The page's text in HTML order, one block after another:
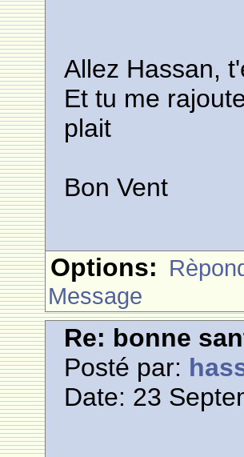
Allez Hassan,
Et tu me
plait
Bon Vent
Options:
Message
Re: bonne
Posté par:
Date: 23